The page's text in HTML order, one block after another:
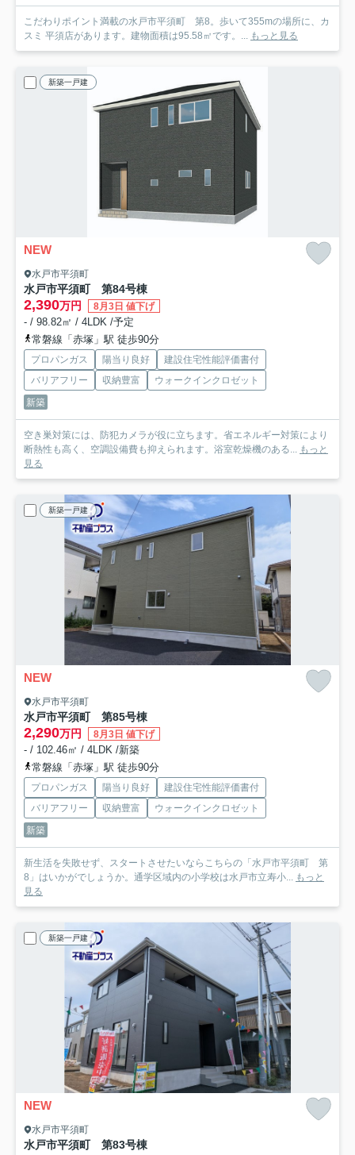
こだわりポイント満載の水戸市平須町 第8。歩いて355mの場所に、カ
スミ 平須店があります。建物面積は95.58㎡です。... もっと見る
新築一戸建
NEW
水戸市平須町
水戸市平須町 第84号棟
2,390万円 8月3日 値下げ
- / 98.82㎡ / 4LDK /予定
常磐線「赤塚」駅 徒歩90分
プロパンガス 陽当り良好
建設住宅性能評価書付
バリアフリー
収納豊富
ウォークインクロゼット
新築
空き巣対策には、防犯カメラが役に立ちます。省エネルギー対策により
断熱性も高く、空調設備費も抑えられます。浴室乾燥機のある... もっと
見る
新築一戸建
NEW
水戸市平須町
水戸市平須町 第85号棟
2,290万円 8月3日 値下げ
- / 102.46㎡ / 4LDK /新築
常磐線「赤塚」駅 徒歩90分
プロパンガス 陽当り良好
建設住宅性能評価書付
バリアフリー
収納豊富
ウォークインクロゼット
新築
新生活を失敗せず、スタートさせたいならこちらの「水戸市平須町 第
8」はいかがでしょうか。通学区域内の小学校は水戸市立寿小... もっと
見る
新築一戸建
NEW
水戸市平須町
水戸市平須町 第83号棟